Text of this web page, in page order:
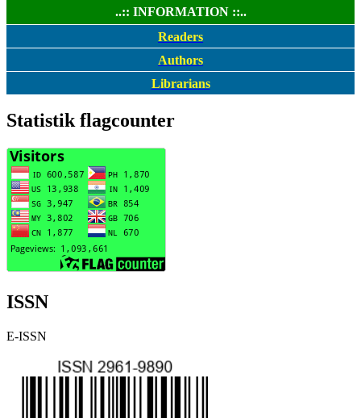
..:: INFORMATION ::..
Readers
Authors
Librarians
Statistik flagcounter
ISSN
E-ISSN